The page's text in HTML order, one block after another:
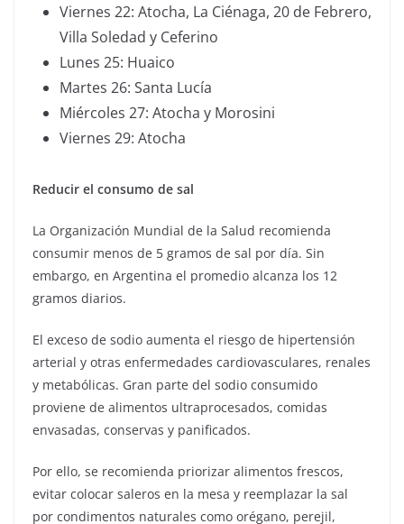
Viernes 22: Atocha, La Ciénaga, 20 de Febrero,
Villa Soledad y Ceferino
Lunes 25: Huaico
Martes 26: Santa Lucía
Miércoles 27: Atocha y Morosini
Viernes 29: Atocha
Reducir el consumo de sal
La Organización Mundial de la Salud recomienda
consumir menos de 5 gramos de sal por día. Sin
embargo, en Argentina el promedio alcanza los 12
gramos diarios.
El exceso de sodio aumenta el riesgo de hipertensión
arterial y otras enfermedades cardiovasculares, renales
y metabólicas. Gran parte del sodio consumido
proviene de alimentos ultraprocesados, comidas
envasadas, conservas y panificados.
Por ello, se recomienda priorizar alimentos frescos,
evitar colocar saleros en la mesa y reemplazar la sal
por condimentos naturales como orégano, perejil,